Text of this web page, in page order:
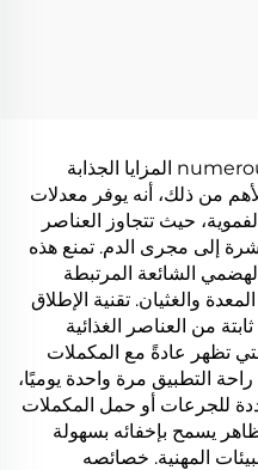
توفر ملصق الفيتامينات اليومي numerous المزايا الجذابة
من ذلك، أنه يوفر معدلات
حيث تتجاوز العناصر
إلى مجرى الدم. تمنع هذه
الشائعة المرتبطة
والغثيان. تقنية الإطلاق
من العناصر الغذائية
تظهر عادةً مع المكملات
التطبيق مرة واحدة يوميًا،
للجرعات أو حمل المكملات
يسمح بإخفائه بسهولة
المهنية. خصائصه